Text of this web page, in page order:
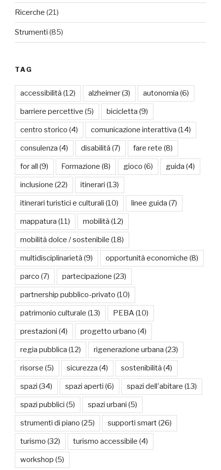
Ricerche (21)
Strumenti (85)
TAG
accessibilità (12) alzheimer(3) autonomia (6)
barriere percettive (5) bicicletta (9)
centro storico (4) comunicazione interattiva (14)
consulenza (4) disabilità (7) fare rete (8)
for all (9) Formazione (8) gioco (6) guida (4)
inclusione (22) itinerari (13)
itinerari turistici e culturali (10) linee guida (7)
mappatura (11) mobilità (12)
mobilità dolce / sostenibile (18)
multidisciplinarietà (9) opportunità economiche (8)
parco (7) partecipazione (23)
partnership pubblico-privato (10)
patrimonio culturale (13) PEBA(10)
prestazioni (4) progetto urbano (4)
regia pubblica (12) rigenerazione urbana (23)
risorse (5) sicurezza (4) sostenibilità (4)
spazi (34) spazi aperti (6) spazi dell'abitare (13)
spazi pubblici (5) spazi urbani (5)
strumenti di piano (25) supporti smart(26)
turismo (32) turismo accessibile (4)
workshop (5)